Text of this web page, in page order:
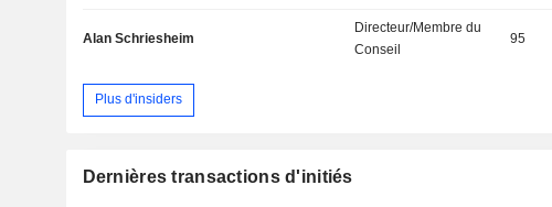
Alan Schriesheim
Directeur/Membre du
Conseil
95
Plus d'insiders
Dernières transactions d'initiés